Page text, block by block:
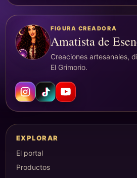
FIGURA CREADORA
Amatista de
Creaciones artesanales,
El Grimorio.
EXPLORAR
El portal
Productos